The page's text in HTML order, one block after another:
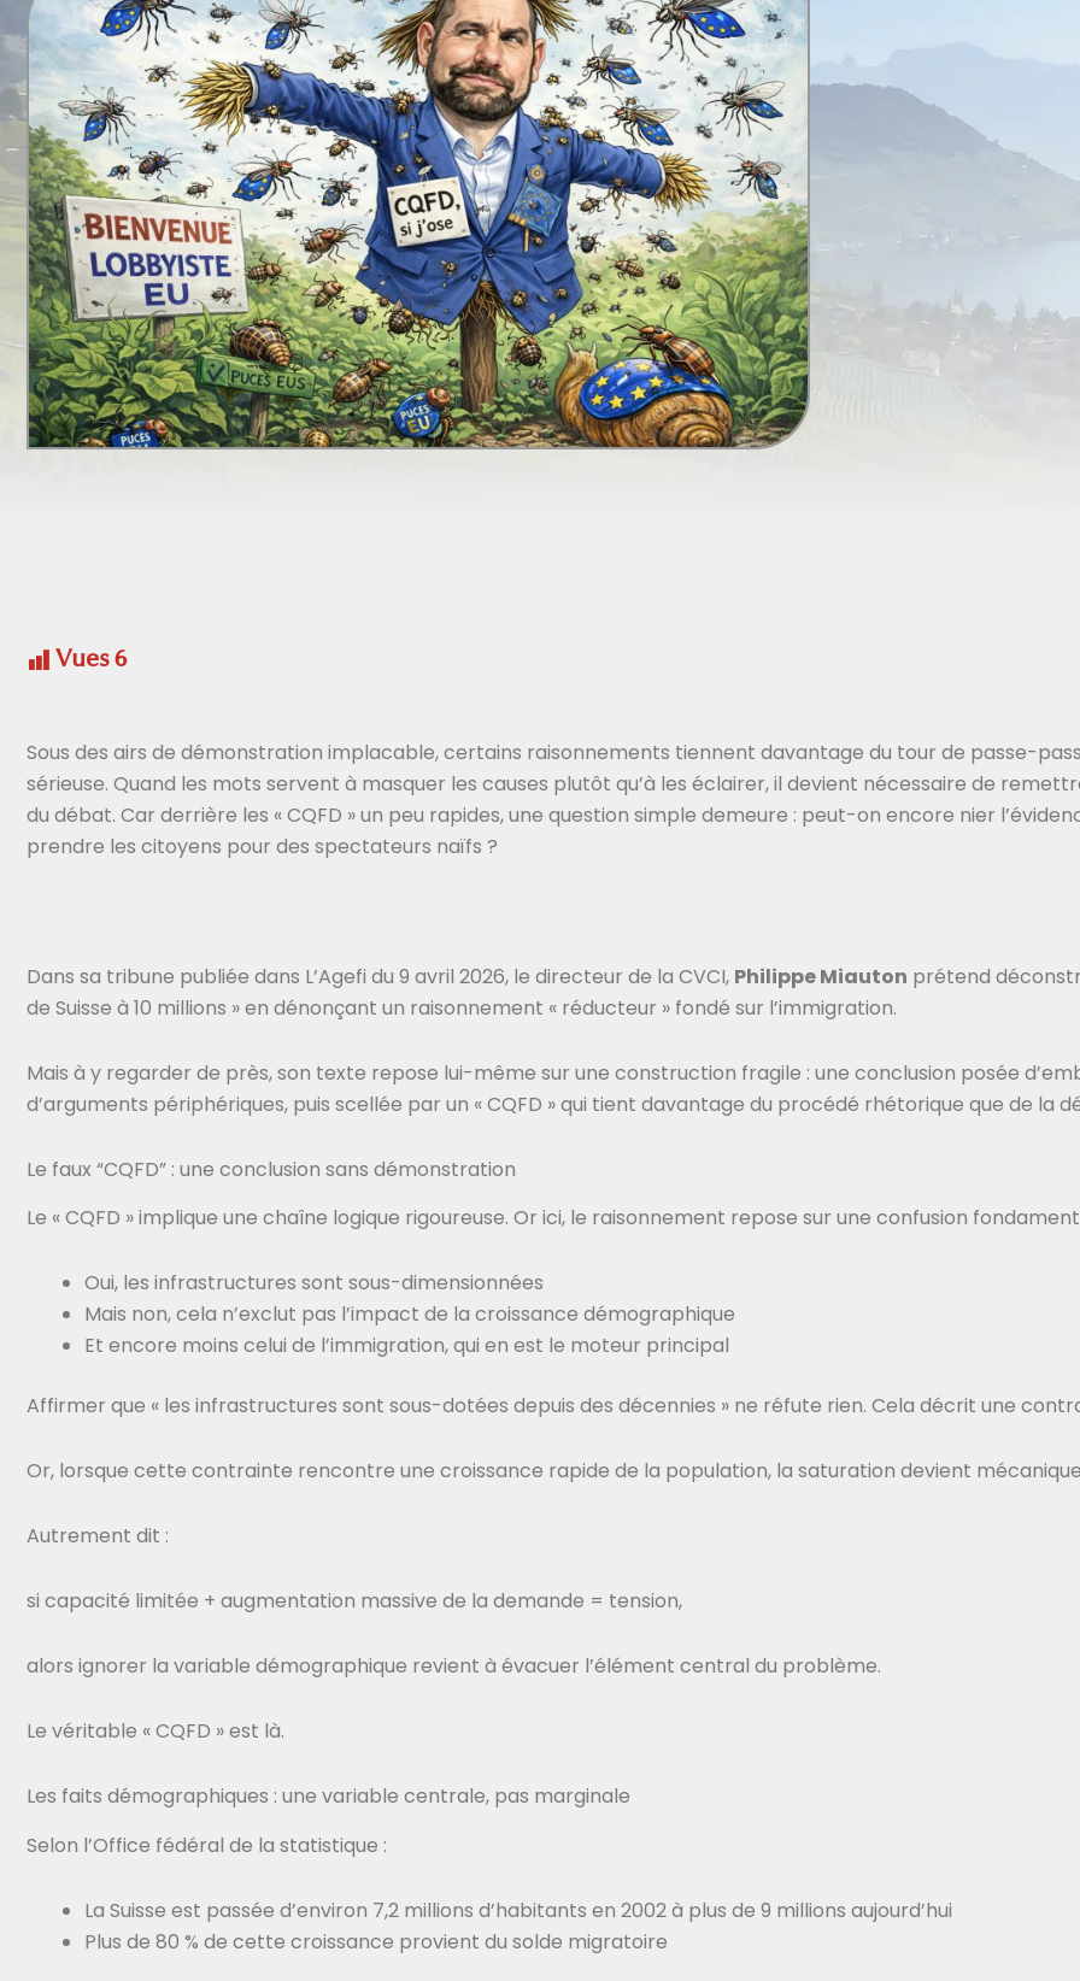
Vues6
Sous des airs de démonstration implacable, certains raisonnements tiennent davantage du tour de passe-
sérieuse. Quand les mots servent à masquer les causes plutôt qu’à les éclairer, il devient nécessaire de
du débat. Car derrière les « CQFD » un peu rapides, une question simple demeure : peut-on encore nier
prendre les citoyens pour des spectateurs naïfs ?
Dans sa tribune publiée dans L’Agefi du 9 avril 2026, le directeur de la CVCI, Philippe Miauton prétend
de Suisse à 10 millions » en dénonçant un raisonnement « réducteur » fondé sur l’immigration.
Mais à y regarder de près, son texte repose lui-même sur une construction fragile : une conclusion posée
d’arguments périphériques, puis scellée par un « CQFD » qui tient davantage du procédé rhétorique que de la
Le faux “CQFD” : une conclusion sans démonstration
Le « CQFD » implique une chaîne logique rigoureuse. Or ici, le raisonnement repose sur une confusion
Oui, les infrastructures sont sous-dimensionnées
Mais non, cela n’exclut pas l’impact de la croissance démographique
Et encore moins celui de l’immigration, qui en est le moteur principal
Affirmer que « les infrastructures sont sous-dotées depuis des décennies » ne réfute rien. Cela décrit une
Or, lorsque cette contrainte rencontre une croissance rapide de la population, la saturation devient
Autrement dit :
si capacité limitée + augmentation massive de la demande = tension,
alors ignorer la variable démographique revient à évacuer l’élément central du problème.
Le véritable « CQFD » est là.
Les faits démographiques : une variable centrale, pas marginale
Selon l’Office fédéral de la statistique :
La Suisse est passée d’environ 7,2 millions d’habitants en 2002 à plus de 9 millions aujourd’hui
Plus de 80 % de cette croissance provient du solde migratoire